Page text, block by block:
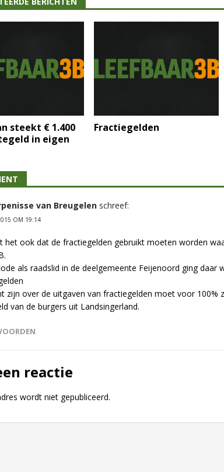
steekt € 1.400
in eigen
Fractiegelden
van Breugelen schreef:
OM 19:14
het ook dat de fractiegelden gebruikt moeten worden
als raadslid in de deelgemeente Feijenoord ging daar
zijn over de uitgaven van fractiegelden moet voor 100%
van de burgers uit Landsingerland.
reactie
wordt niet gepubliceerd.